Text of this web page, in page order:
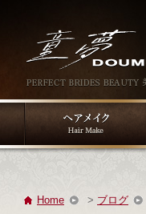
Home > ブログ